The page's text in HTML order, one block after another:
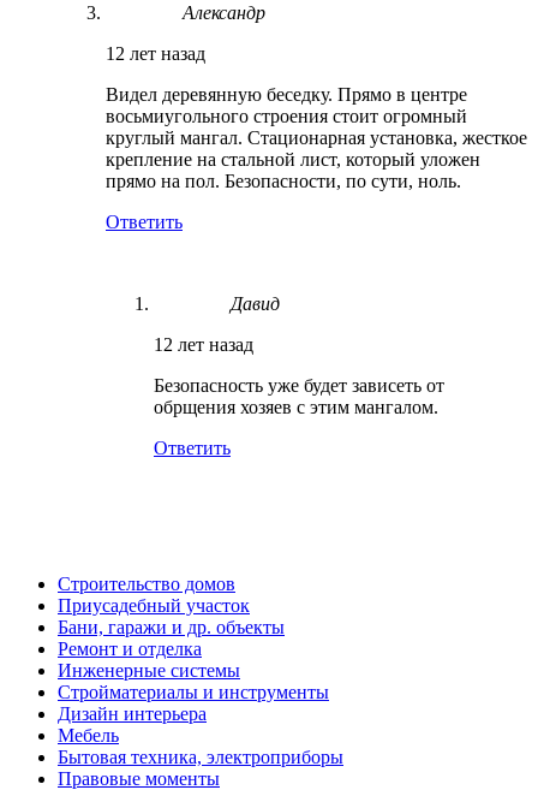
Александр
12 лет назад
Видел деревянную беседку. Прямо в центре
восьмиугольного строения стоит огромный
круглый мангал. Стационарная установка, жесткое
крепление на стальной лист, который уложен
прямо на пол. Безопасности, по сути, ноль.
Ответить
Давид
12 лет назад
Безопасность уже будет зависеть от
обрщения хозяев с этим мангалом.
Ответить
Строительство домов
Приусадебный участок
Бани, гаражи и др. объекты
Ремонт и отделка
Инженерные системы
Стройматериалы и инструменты
Дизайн интерьера
Мебель
Бытовая техника, электроприборы
Правовые моменты